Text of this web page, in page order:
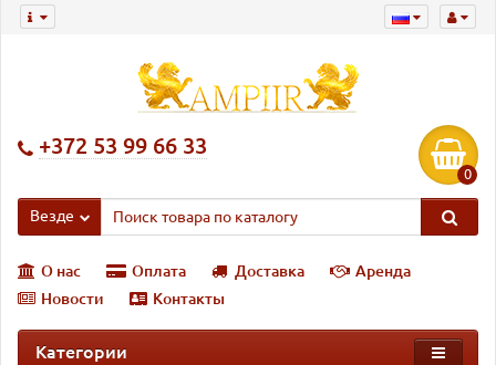
+372 53 99 66 33
0
Везде
О нас Оплата Доставка
Аренда
Новости
Контакты
Категории